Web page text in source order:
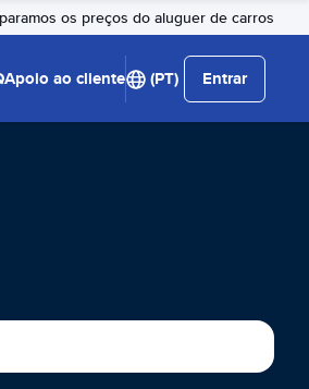
os preços do aluguer de carros
Apoio ao cliente (PT) Entrar